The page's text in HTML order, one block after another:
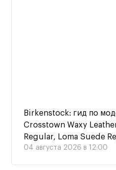
Birkenstock: гид по
Crosstown Waxy
Regular, Loma Suede
04 августа 2026 в 12:00